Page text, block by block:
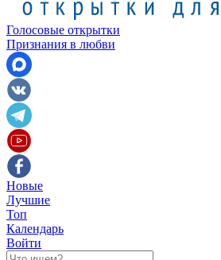
Голосовые открытки
Признания в любви
Новые
Лучшие
Топ
Календарь
Войти